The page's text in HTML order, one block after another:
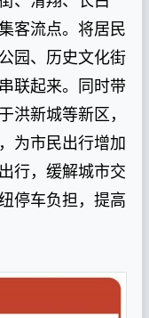
客流点。将居民
园、历史文化街
联起来。同时带
洪新城等新区，
为市民出行增加
行，缓解城市交
停车负担，提高